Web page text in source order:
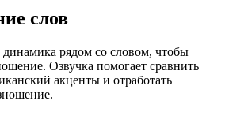
слов
рядом со словом, чтобы
Озвучка помогает сравнить
акценты и отработать